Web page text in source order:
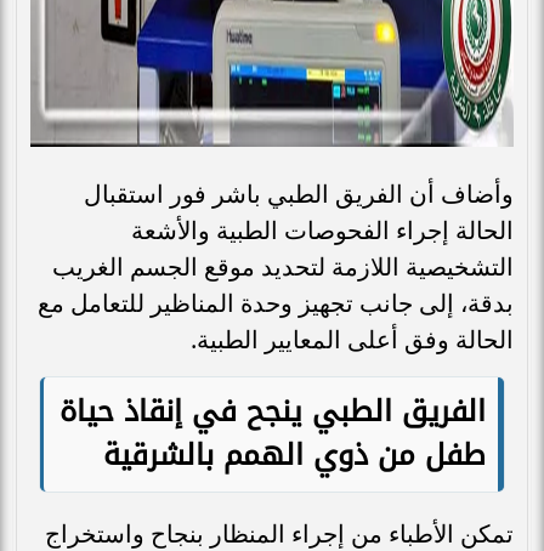
وأضاف أن الفريق الطبي باشر فور استقبال
الحالة إجراء الفحوصات الطبية والأشعة
التشخيصية اللازمة لتحديد موقع الجسم الغريب
بدقة، إلى جانب تجهيز وحدة المناظير للتعامل مع
الحالة وفق أعلى المعايير الطبية.
الفريق الطبي ينجح في إنقاذ حياة
طفل من ذوي الهمم بالشرقية
تمكن الأطباء من إجراء المنظار بنجاح واستخراج